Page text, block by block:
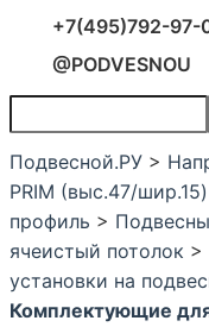
+7(495)792-97-
@PODVESNOU
Подвесной.РУ >
PRIM (выс.47/
профиль >
ячеистый потолок >
установки на
Комплектующие